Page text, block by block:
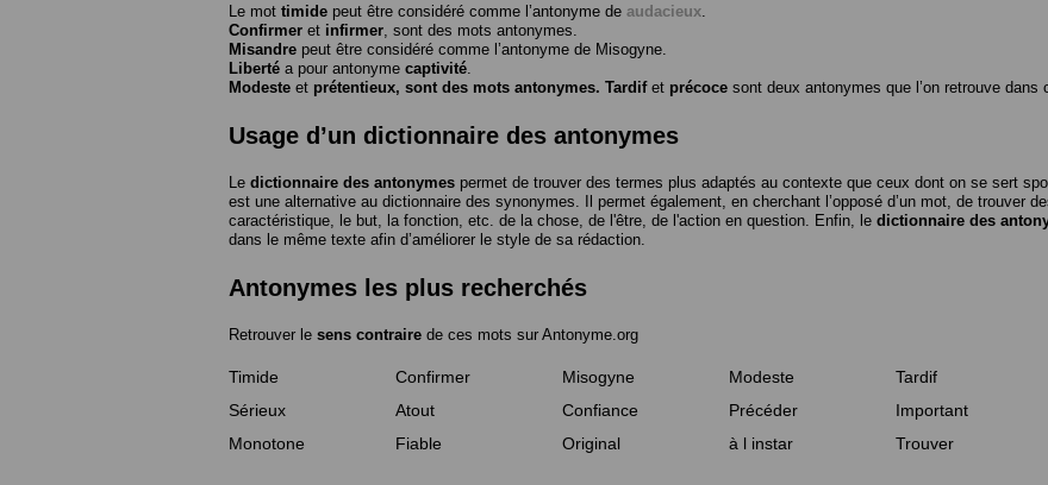
Le mot timide peut être considéré comme l’antonyme de audacieux
Confirmer et infirmer , sont des mots antonymes.
Misandre peut être considéré comme l’antonyme de Misogyne
Liberté a pour antonyme captivité
Modeste et prétentieux, sont des mots antonymes. Tardifet précoce sont deux antonymes que l’on retrouve
Usage d’un dictionnaire des antonymes
Le dictionnaire des antonymes permet de trouver des termes plus adaptés au contexte que ceux dont on se sert
est une alternative au dictionnaire des synonymes. Il permet également, en cherchant l’opposé d’un mot, de trouver
caractéristique, le but, la fonction, etc. de la chose, de l'être, de l'action en question. Enfin, le dictionnaire des
dans le même texte afin d’améliorer le style de sa rédaction.
Antonymes les plus recherchés
Retrouver le sens contraire de ces mots sur Antonyme.org
Timide Confirmer Misogyne Modeste Tardif
Sérieux
Atout Confiance Précéder Important
Monotone
Fiable Original à l instar Trouver